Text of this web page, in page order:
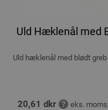
Uld Hæklenål med
Uld hæklenål med blødt
20,61 dkr eks.